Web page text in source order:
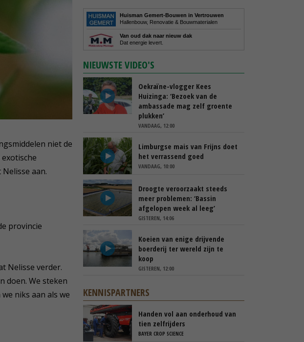
niet de
aan.
provincie
Nelisse verder.
doen. We steken
niks aan als we
Huisman Gemert-Bouwen in Vertrouwen
Hallenbouw, Renovatie & Bouwmaterialen
Van oud dak naar nieuw dak
Dat energie levert.
NIEUWSTE VIDEO'S
Oekraïne-vlogger Kees
Huizinga: ‘Bezoek van de
ambassade mag zelf groente
plukken’
VANDAAG, 12:00
Limburgse mais van Frijns doet
het verrassend goed
VANDAAG, 10:00
Droogte veroorzaakt steeds
meer problemen: ‘Bassin
afgelopen week al leeg’
GISTEREN, 14:06
Koeien van enige drijvende
boerderij ter wereld zijn te
koop
GISTEREN, 12:00
KENNISPARTNERS
Handen vol aan onderhoud van
tien zelfrijders
BAYER CROP SCIENCE